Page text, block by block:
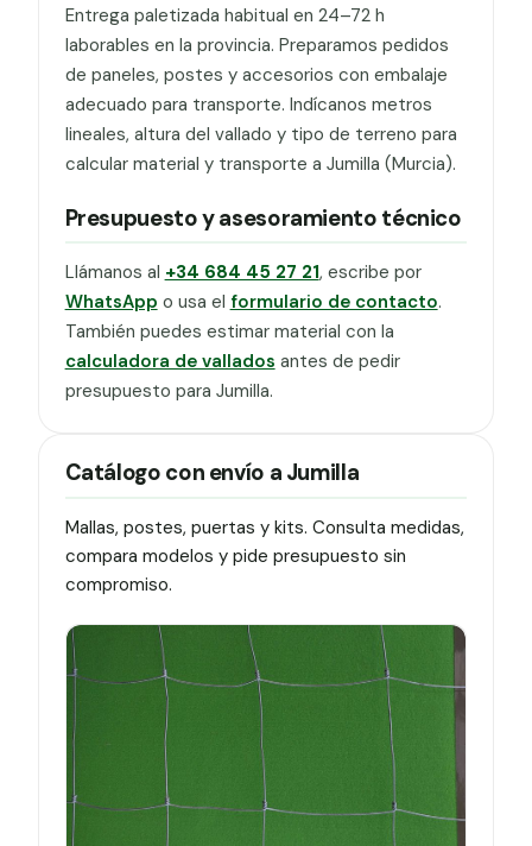
Entrega paletizada habitual en 24–72 h
laborables en la provincia. Preparamos pedidos
de paneles, postes y accesorios con embalaje
adecuado para transporte. Indícanos metros
lineales, altura del vallado y tipo de terreno para
calcular material y transporte a Jumilla (Murcia).
Presupuesto y asesoramiento técnico
Llámanos al +34 684 45 27 21, escribe por
WhatsApp o usa el formulario de contacto.
También puedes estimar material con la
calculadora de vallados antes de pedir
presupuesto para Jumilla.
Catálogo con envío a Jumilla
Mallas, postes, puertas y kits. Consulta medidas,
compara modelos y pide presupuesto sin
compromiso.